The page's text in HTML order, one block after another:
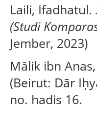
Laili, Ifadhatul.
(Studi
Jember, 2023)
Mālik ibn Anas,
(Beirut: Dār
no. hadis 16.